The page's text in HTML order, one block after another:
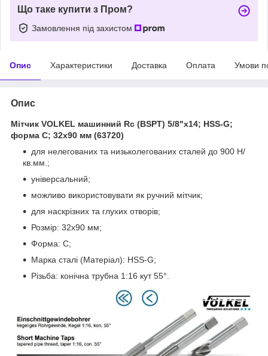
Що таке купити з Пром?
Замовлення під захистом
Опис Характеристики Доставка Оплата Умови
Опис
Мітчик VOLKEL машинний Rc (BSPT) 5/8"х14; HSS-G;
форма С; 32х90 мм (63720)
для нелегованих та низьколегованих сталей до 900 Н/
кв.мм.;
універсальний;
можливо використовувати як ручний мітчик;
для наскрізних та глухих отворів;
Розмір: 32х90 мм;
Форма: C;
Марка сталі (Матеріал): HSS-G;
Різьба: конічна трубна 1:16 кут 55°.